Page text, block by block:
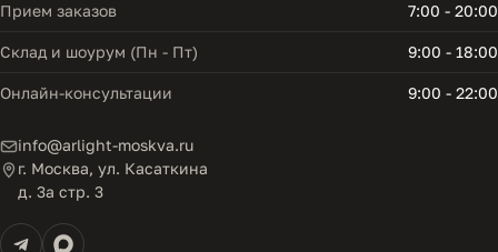
Прием заказов 7:00 - 20:00
Склад и шоурум (Пн - Пт) 9:00 - 18:00
Онлайн-консультации 9:00 - 22:00
info@arlight-moskva.ru
г. Москва, ул. Касаткина
д. 3а стр. 3